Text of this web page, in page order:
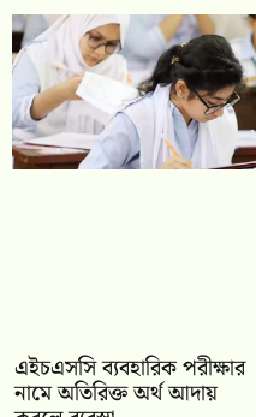
এইচএসসি ব্যবহারিক পরীক্ষার
নামে অতিরিক্ত অর্থ আদায়